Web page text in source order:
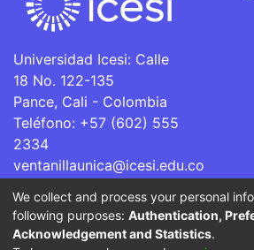
Universidad Icesi: Calle
18 No. 122-135
Pance, Cali - Colombia
Teléfono: +57 (602) 555
2334
ventanillaunica@icesi.edu.co
La Universidad Icesi es una
Superior que se encuentra sujeta a
We collect and process your personal
following purposes: Authentication,
Acknowledgement and Statistics.